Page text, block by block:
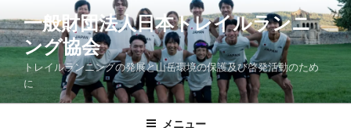
ン
テ
ツ
へ
一般財団法人日本トレイルランニ
ング協会
トレイルランニングの発展と山岳環境の保護及び啓発活動のため
に
メニュー